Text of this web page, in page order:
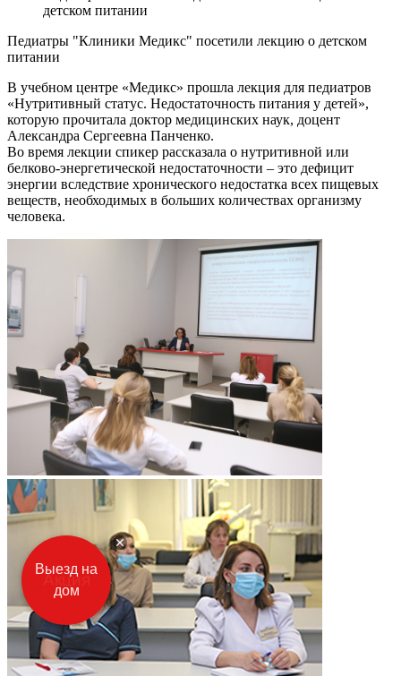
детском питании
Педиатры "Клиники Медикс" посетили лекцию о детском
питании
В учебном центре «Медикс» прошла лекция для педиатров
«Нутритивный статус. Недостаточность питания у детей»,
которую прочитала доктор медицинских наук, доцент
Александра Сергеевна Панченко.
Во время лекции спикер рассказала о нутритивной или
белково-энергетической недостаточности – это дефицит
энергии вследствие хронического недостатка всех пищевых
веществ, необходимых в больших количествах организму
человека.
Выезд на
дом